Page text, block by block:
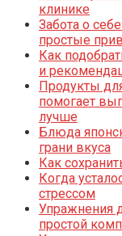
клинике
Забота о
простые
Как
и
Продукты
помогает
лучше
Блюда
грани вкуса
Как
Когда
стрессом
Упражнения
простой